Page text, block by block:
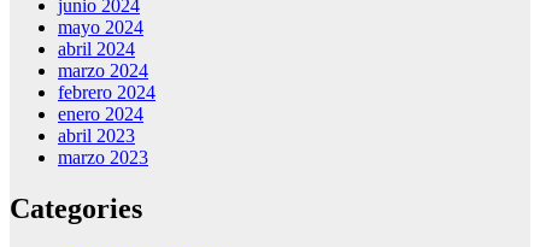
junio 2024
mayo 2024
abril 2024
marzo 2024
febrero 2024
enero 2024
abril 2023
marzo 2023
Categories